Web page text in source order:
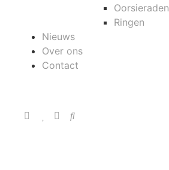
Oorsieraden
Ringen
Nieuws
Over ons
Contact